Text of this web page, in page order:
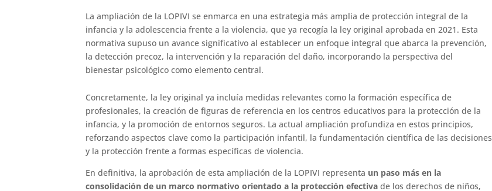
La ampliación de la LOPIVI se enmarca en una estrategia más amplia de protección integral de la
infancia y la adolescencia frente a la violencia, que ya recogía la ley original aprobada en 2021. Esta
normativa supuso un avance significativo al establecer un enfoque integral que abarca la prevención,
la detección precoz, la intervención y la reparación del daño, incorporando la perspectiva del
bienestar psicológico como elemento central.
Concretamente, la ley original ya incluía medidas relevantes como la formación específica de
profesionales, la creación de figuras de referencia en los centros educativos para la protección de la
infancia, y la promoción de entornos seguros. La actual ampliación profundiza en estos principios,
reforzando aspectos clave como la participación infantil, la fundamentación científica de las decisiones
y la protección frente a formas específicas de violencia.
En definitiva, la aprobación de esta ampliación de la LOPIVI representa un paso más en la
consolidación de un marco normativo orientado a la protección efectiva de los derechos de niños,